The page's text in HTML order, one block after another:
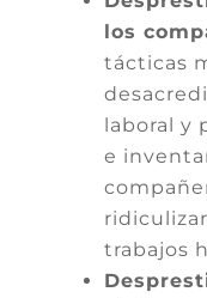
los
tácticas
laboral y
e
trabajos